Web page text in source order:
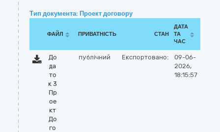
Тип документа: Проект договору
ФАЙЛ ПРИВАТНІСТЬ СТАН
ДАТА
ТА
ЧАС
До
да
то
к 3
Пр
ое
кт
До
го
публічний Експортовано:
09-06-
2026,
18:15:57